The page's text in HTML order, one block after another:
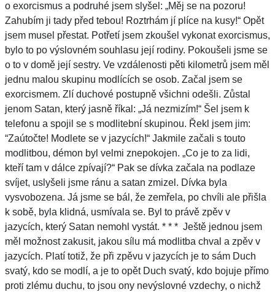
o exorcismus a podruhé jsem slyšel: „Měj se na pozoru!
Zahubím ji tady před tebou! Roztrhám jí plíce na kusy!“ Opět
jsem musel přestat. Potřetí jsem zkoušel vykonat exorcismus,
bylo to po výslovném souhlasu její rodiny. Pokoušeli jsme se
o to v domě její sestry. Ve vzdálenosti pěti kilometrů jsem měl
jednu malou skupinu modlících se osob. Začal jsem se
exorcismem. Zlí duchové postupně všichni odešli. Zůstal
jenom Satan, který jasně říkal: „Já nezmizím!“ Šel jsem k
telefonu a spojil se s modlitební skupinou. Řekl jsem jim:
“Zaútočte! Modlete se v jazycích!“ Jakmile začali s touto
modlitbou, démon byl velmi znepokojen. „Co je to za lidi,
kteří tam v dálce zpívají?“ Pak se dívka začala na podlaze
svíjet, uslyšeli jsme ránu a satan zmizel. Dívka byla
vysvobozena. Já jsme se bál, že zemřela, po chvíli ale přišla
k sobě, byla klidná, usmívala se. Byl to právě zpěv v
jazycích, který Satan nemohl vystát. * * * Ještě jednou jsem
měl možnost zakusit, jakou sílu má modlitba chval a zpěv v
jazycích. Platí totiž, že při zpěvu v jazycích je to sám Duch
svatý, kdo se modlí, a je to opět Duch svatý, kdo bojuje přímo
proti zlému duchu, to jsou ony nevýslovné vzdechy, o nichž